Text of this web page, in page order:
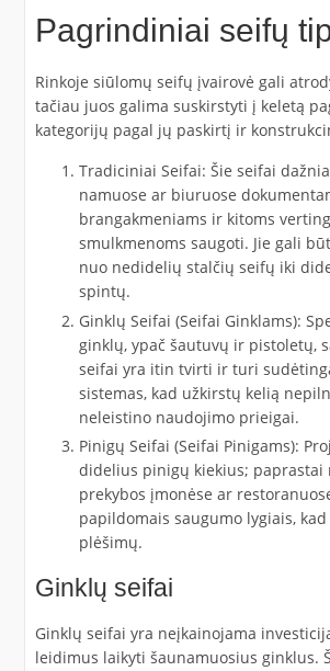
Pagrindiniai seifų
Rinkoje siūlomų seifų įvairovė gali
tačiau juos galima suskirstyti į keletą
kategorijų pagal jų paskirtį ir
Tradiciniai Seifai: Šie seifai
namuose ar biuruose
brangakmeniams ir kitoms
smulkmenoms saugoti. Jie gali
nuo nedidelių stalčių seifų iki
spintų.
Ginklų Seifai (Seifai Ginklams):
ginklų, ypač šautuvų ir pistoletų,
seifai yra itin tvirti ir turi
sistemas, kad užkirstų kelią
neleistino naudojimo prieigai.
Pinigų Seifai (Seifai Pinigams):
didelius pinigų kiekius; paprastai
prekybos įmonėse ar
papildomais saugumo lygiais,
plėšimų.
Ginklų seifai
Ginklų seifai yra neįkainojama
leidimus laikyti šaunamuosius ginklus.